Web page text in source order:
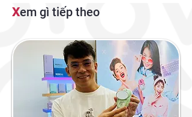
Xem gì tiếp theo